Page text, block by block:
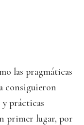
las pragmáticas
consiguieron
prácticas
primer lugar, por